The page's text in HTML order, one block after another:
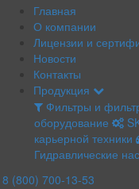
Главная
О компании
Лицензии и
Новости
Контакты
Продукция
Фильтры и
оборудование
карьерной техники
Гидравлические
8 (800) 700-13-53